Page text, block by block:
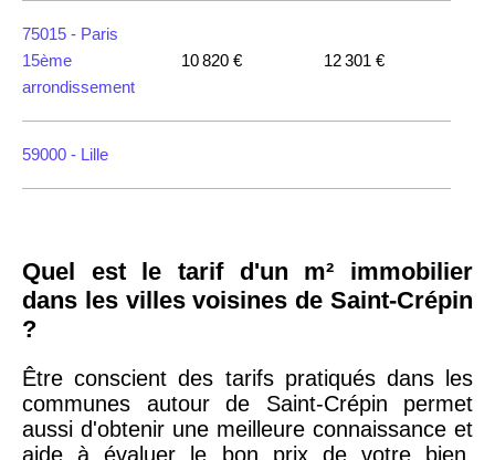
75015 - Paris
15ème
arrondissement
10 820 € 12 301 €
59000 - Lille
75018 -
Paris
arrondissement
75020 -Paris
20ème
9 623 € 11 141 €
Quel est le tarif d'un m² immobilier
dans les villes voisines de Saint-Crépin
?
Être conscient des tarifs pratiqués dans les
communes autour de Saint-Crépin permet
aussi d'obtenir une meilleure connaissance et
aide à évaluer le bon prix de votre bien,